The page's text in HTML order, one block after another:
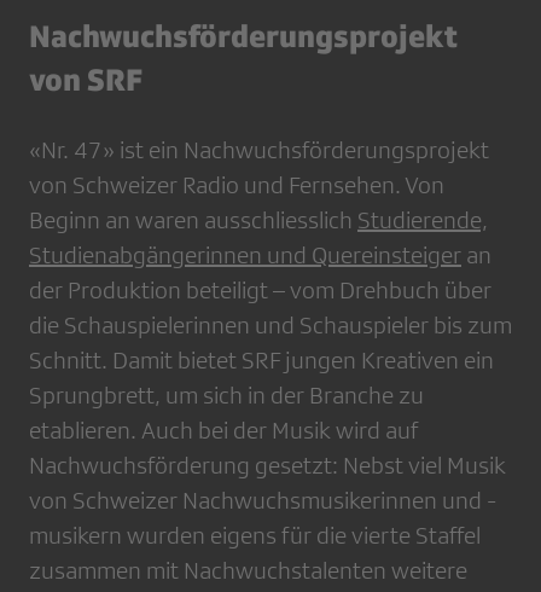
Nachwuchsförderungsprojekt
von SRF
«Nr. 47» ist ein Nachwuchsförderungsprojekt
von Schweizer Radio und Fernsehen. Von
Beginn an waren ausschliesslich Studierende,
Studienabgängerinnen und Quereinsteiger an
der Produktion beteiligt – vom Drehbuch über
die Schauspielerinnen und Schauspieler bis zum
Schnitt. Damit bietet SRF jungen Kreativen ein
Sprungbrett, um sich in der Branche zu
etablieren. Auch bei der Musik wird auf
Nachwuchsförderung gesetzt: Nebst viel Musik
von Schweizer Nachwuchsmusikerinnen und -
musikern wurden eigens für die vierte Staffel
zusammen mit Nachwuchstalenten weitere